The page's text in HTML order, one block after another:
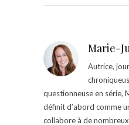
Marie-
Autrice,
questionneuse en série,
définit d’abord comme
collabore à de